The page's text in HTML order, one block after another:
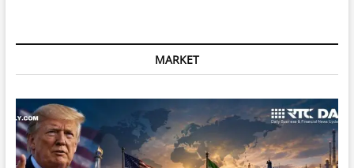
का
चार
गिरफ्तार।
MARKET